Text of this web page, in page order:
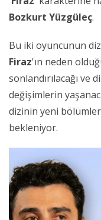
Bozkurt Yüzgüleç.
Bu iki oyuncunun
Firaz'ın neden
sonlandırılacağı
değişimlerin
dizinin yeni
bekleniyor.